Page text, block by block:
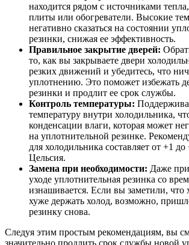
находится рядом с источниками
плиты или обогреватели. Высокие
негативно сказаться на состоянии
резинки, снижая ее эффективность.
Правильное закрытие дверей:
то, как вы закрываете двери
резких движений и убедитесь, что
уплотнению. Это поможет избежать
резинки и продлит ее срок службы.
Контроль температуры:
температуру внутри холодильника,
конденсации влаги, которая может
на уплотнительной резинке.
для холодильника составляет от +1 до
Цельсия.
Замена при необходимости: Даже
уходе уплотнительная резинка со
изнашивается. Если вы заметили, что
хуже держать холод, возможно,
резинку снова.
Следуя этим простым рекомендациям, вы